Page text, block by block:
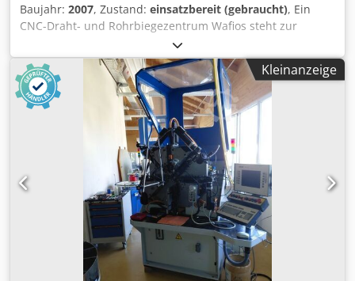
Baujahr: 2007, Zustand: einsatzbereit (gebraucht), Ein
CNC-Draht- und Rohrbiegezentrum Wafios steht zur
Verfügung. Achsen: 9, Drahtdurchmesserbereich: 1,5mm-
8mm, Rohrdurchmesserbereich: 3mm-10mm, Werkzeuge
Draht: 2,5mm/4mm/5mm, Werkzeuge Rohr: 6×1mm,
Einzugsgeschwindigkeit: 120m/min, Einzugswalzenpaare:
3, Biegekopf-Querhub min./max.: -200mm/200mm,
Biegekopf-Hub min./max.: -120mm/25mm, Biegekopf-
Orientierung: 0°/30°, Rückschlaglängenbereich: 400mm-
1300mm, Biegemoment: 520Nm, Stauchkraft: 10kN.
Maschinendimensionen X/Y/Z: ca.
3500mm/1800mm/2300mm, Gewicht: ca. 5800kg.
Dokumentation vorhanden. Eine Besichtigung vor Ort ist
möglich. Dkjdezka Nwopfx Aa Hjr
Kleinanzeige